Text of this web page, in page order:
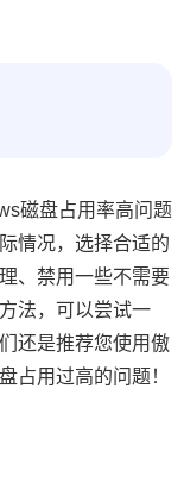
磁盘占用率高问题
情况，选择合适的
、禁用一些不需要
法，可以尝试一
还是推荐您使用傲
占用过高的问题！